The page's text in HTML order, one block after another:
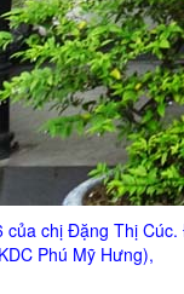
của chị Đặng Thị
Phú Mỹ Hưng),